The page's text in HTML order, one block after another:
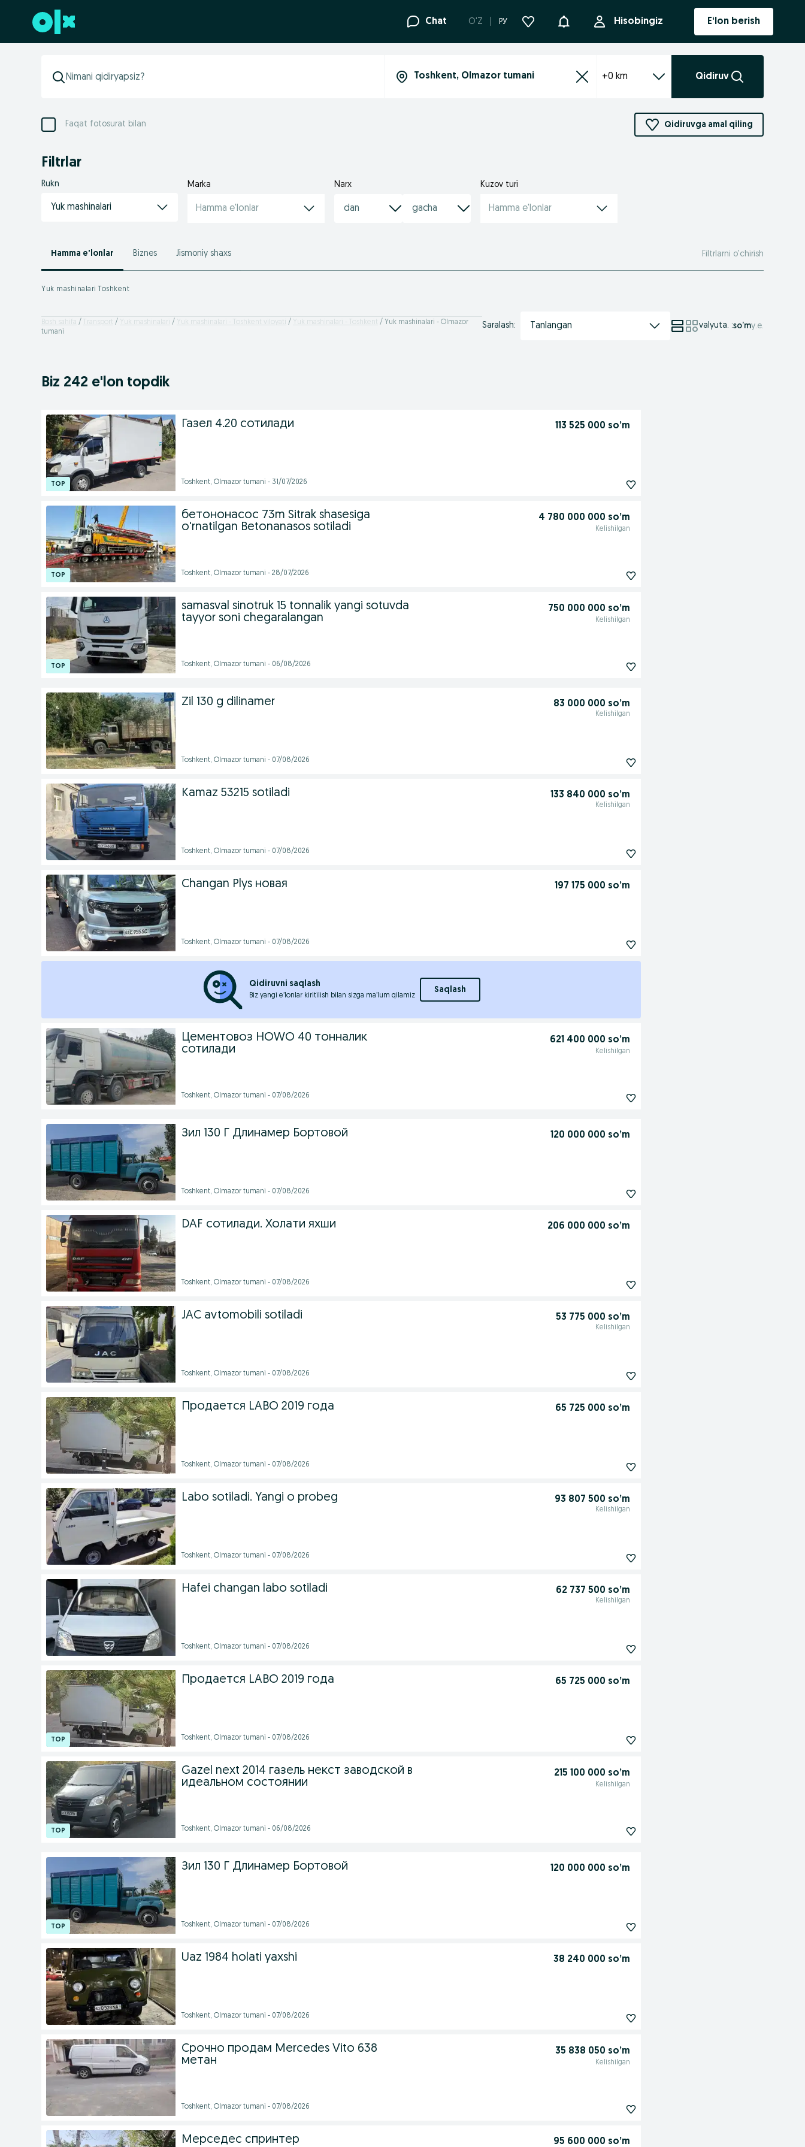
Futerga oʻtish Chat O'Z РУ Bildirishnoma Hisobingiz E‘lon berish
+0 km Qidiruv
Faqat fotosurat bilan Qidiruvga amal qiling
Filtrlar
Rukn
Yuk mashinalari
Marka
Hamma e'lonlar
Narx Kuzov turi
Hamma e'lonlar
Hamma e'lonlar Biznes Jismoniy shaxs Filtrlarni o’chirish
Yuk mashinalari Toshkent
Bosh sahifa Transport Yuk mashinalari Yuk mashinalari - Toshkent viloyati Yuk mashinalari - Toshkent
Yuk mashinalari - Olmazor
tumani
Saralash: Tanlangan valyuta. :so’mу.е.
Biz 242 e'lon topdik
Газел 4.20 сотилади 113 525 000 so’m
Toshkent, Olmazor tumani - 31/07/2026
бетононасос 73m Sitrak shasesiga
o'rnatilgan Betonanasos sotiladi
4 780 000 000 so’m
Kelishilgan
Toshkent, Olmazor tumani - 28/07/2026
samasval sinotruk 15 tonnalik yangi sotuvda
tayyor soni chegaralangan
750 000 000 so’m
Kelishilgan
Toshkent, Olmazor tumani - 06/08/2026
Zil 130 g dilinamer 83 000 000 so’m
Kelishilgan
Toshkent, Olmazor tumani - 07/08/2026
Kamaz 53215 sotiladi 133 840 000 so’m
Kelishilgan
Toshkent, Olmazor tumani - 07/08/2026
Changan Plys новая 197 175 000 so’m
Toshkent, Olmazor tumani - 07/08/2026
Qidiruvni saqlash
Biz yangi e’lonlar kiritilish bilan sizga ma’lum qilamiz
Saqlash
Цементовоз HOWO 40 тонналик
сотилади
621 400 000 so’m
Kelishilgan
Toshkent, Olmazor tumani - 07/08/2026
Зил 130 Г Длинамер Бортовой 120 000 000 so’m
Toshkent, Olmazor tumani - 07/08/2026
DAF сотилади. Холати яхши 206 000 000 so’m
Toshkent, Olmazor tumani - 07/08/2026
JAC avtomobili sotiladi 53 775 000 so’m
Kelishilgan
Toshkent, Olmazor tumani - 07/08/2026
Продается LABO 2019 года 65 725 000 so’m
Toshkent, Olmazor tumani - 07/08/2026
Labo sotiladi. Yangi o probeg 93 807 500 so’m
Kelishilgan
Toshkent, Olmazor tumani - 07/08/2026
Hafei changan labo sotiladi 62 737 500 so’m
Kelishilgan
Toshkent, Olmazor tumani - 07/08/2026
Продается LABO 2019 года 65 725 000 so’m
Toshkent, Olmazor tumani - 07/08/2026
Gazel next 2014 газель некст заводской в
идеальном состоянии
215 100 000 so’m
Kelishilgan
Toshkent, Olmazor tumani - 06/08/2026
Зил 130 Г Длинамер Бортовой 120 000 000 so’m
Toshkent, Olmazor tumani - 07/08/2026
Uaz 1984 holati yaxshi 38 240 000 so’m
Toshkent, Olmazor tumani - 07/08/2026
Срочно продам Mercedes Vito 638
метан
35 838 050 so’m
Kelishilgan
Toshkent, Olmazor tumani - 07/08/2026
Мерседес спринтер 95 600 000 so’m